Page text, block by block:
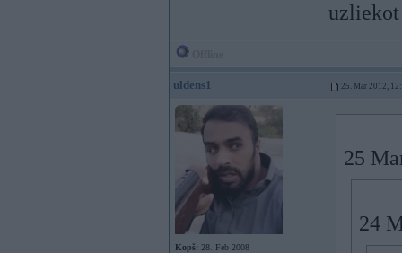
uzliekot
uldens1 25. Mar 2012,
Kopš: 28. Feb 2008
25
24